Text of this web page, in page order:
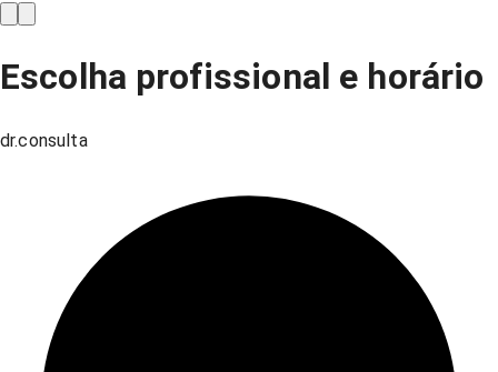
Escolha profissional e horário
dr.consulta